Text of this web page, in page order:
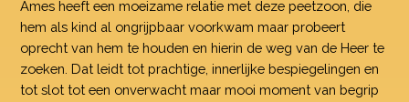
Ames heeft een moeizame relatie met deze peetzoon, die
hem als kind al ongrijpbaar voorkwam maar probeert
oprecht van hem te houden en hierin de weg van de Heer te
zoeken. Dat leidt tot prachtige, innerlijke bespiegelingen en
tot slot tot een onverwacht maar mooi moment van begrip